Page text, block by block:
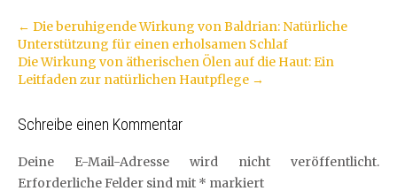
Artikel-
Navigation
← Die beruhigende Wirkung von Baldrian: Natürliche
Unterstützung für einen erholsamen Schlaf
Die Wirkung von ätherischen Ölen auf die Haut: Ein
Leitfaden zur natürlichen Hautpflege →
Schreibe einen Kommentar
Deine E-Mail-Adresse wird nicht veröffentlicht.
Erforderliche Felder sind mit * markiert